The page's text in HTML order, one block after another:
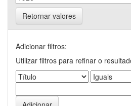
Retornar valores
Adicionar filtros:
Utilizar filtros para refinar o